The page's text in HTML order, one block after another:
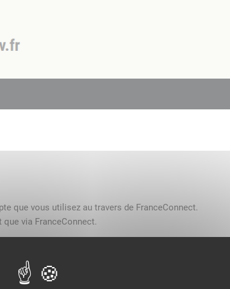
que vous utilisez au travers de FranceConnect.
via FranceConnect.